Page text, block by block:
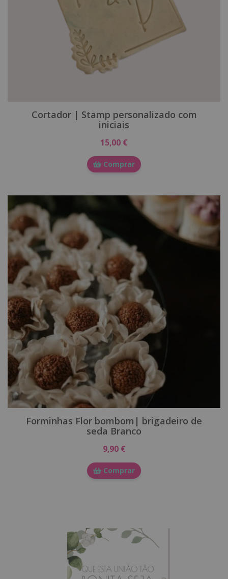
Cortador | Stamp personalizado com
iniciais
15,00 €
Comprar
Forminhas Flor bombom| brigadeiro de
seda Branco
9,90 €
Comprar